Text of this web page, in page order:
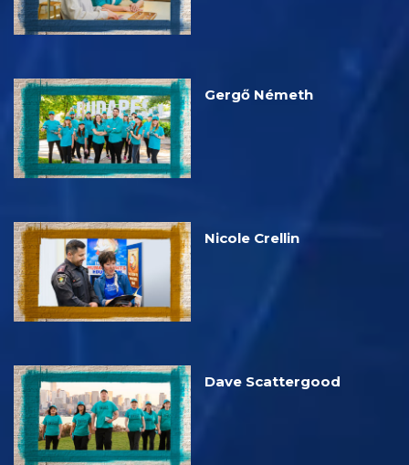
Gergő Németh
Nicole Crellin
Dave Scattergood